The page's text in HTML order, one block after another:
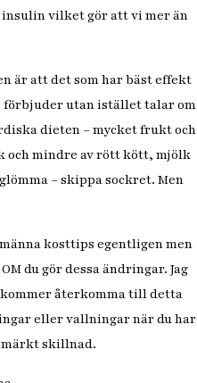
vilket gör att vi mer än
är att det som har bäst effekt
förbjuder utan istället talar om
dieten – mycket frukt och
och mindre av rött kött, mjölk
– skippa sockret. Men
kosttips egentligen men
du gör dessa ändringar. Jag
återkomma till detta
eller vallningar när du har
märkt skillnad.